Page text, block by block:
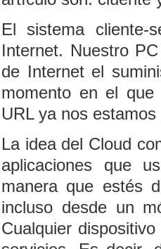
El sistema
Internet. Nuestro
de Internet el
momento en el que
URL ya nos
La idea del Cloud
aplicaciones que
manera que estés
incluso desde un
Cualquier